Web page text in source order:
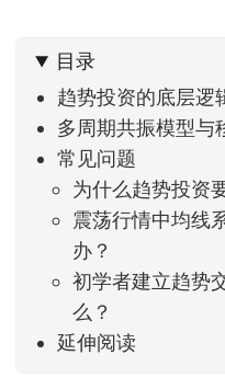
问的，可以给他
量挑选5个比较
目录
趋势投资的底层逻
多周期共振模型与
常见问题
为什么趋势投资
震荡行情中均线
办？
初学者建立趋势
么？
延伸阅读